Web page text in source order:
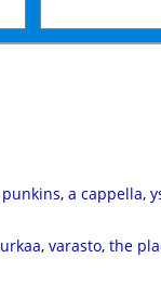
punkins, a cappella,
, varasto, the